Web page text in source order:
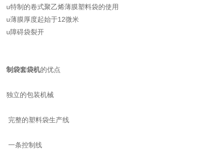
u特制的卷式聚乙烯薄膜塑料袋的使用
u薄膜厚度起始于12微米
u障碍袋裂开
制袋套袋机的优点
独立的包装机械
完整的塑料袋生产线
一条控制线